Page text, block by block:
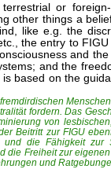
or
other things a
like e.g. the
the entry to
and
and the
based on the
fordern. Das
von
Beitritt zur FIGU
die Fähigkeit
die Freiheit zur
und